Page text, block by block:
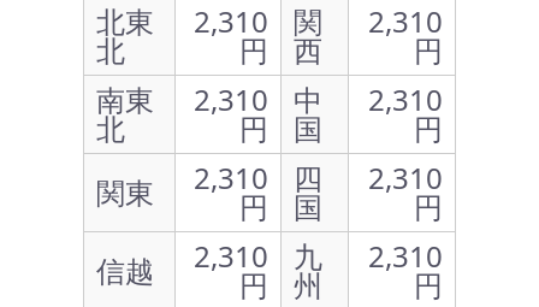
北東
北
2,310
円
関
西
2,310
円
南東
北
2,310
円
中
国
2,310
円
関東
2,310
円
四
国
2,310
円
信越
2,310
円
九
州
2,310
円